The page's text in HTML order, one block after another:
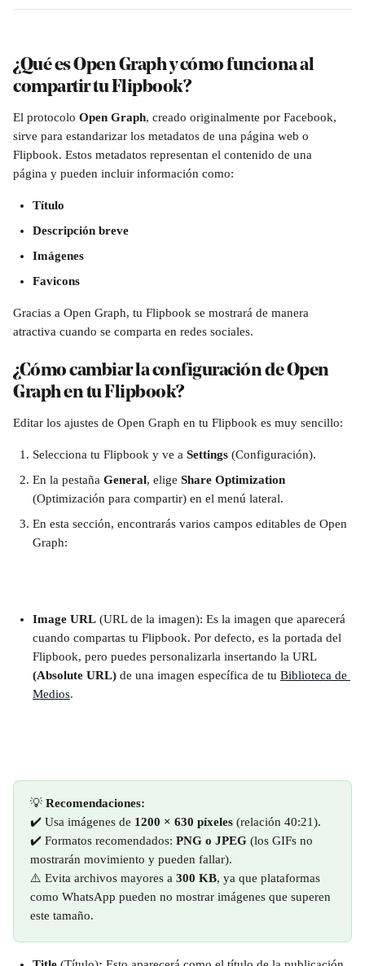
¿Qué es Open Graph y cómo funciona al
compartir tu Flipbook?
El protocolo Open Graph, creado originalmente por Facebook,
sirve para estandarizar los metadatos de una página web o
Flipbook. Estos metadatos representan el contenido de una
página y pueden incluir información como:
Título
Descripción breve
Imágenes
Favicons
Gracias a Open Graph, tu Flipbook se mostrará de manera
atractiva cuando se comparta en redes sociales.
¿Cómo cambiar la configuración de Open
Graph en tu Flipbook?
Editar los ajustes de Open Graph en tu Flipbook es muy sencillo:
Selecciona tu Flipbook y ve a Settings (Configuración).
En la pestaña General, elige Share Optimization
(Optimización para compartir) en el menú lateral.
En esta sección, encontrarás varios campos editables de Open
Graph:
Image URL (URL de la imagen): Es la imagen que aparecerá
cuando compartas tu Flipbook. Por defecto, es la portada del
Flipbook, pero puedes personalizarla insertando la URL
(Absolute URL) de una imagen específica de tu Biblioteca de
Medios.
💡 Recomendaciones:
✔️ Usa imágenes de 1200 × 630 píxeles (relación 40:21).
✔️ Formatos recomendados: PNG o JPEG (los GIFs no
mostrarán movimiento y pueden fallar).
⚠️ Evita archivos mayores a 300 KB, ya que plataformas
como WhatsApp pueden no mostrar imágenes que superen
este tamaño.